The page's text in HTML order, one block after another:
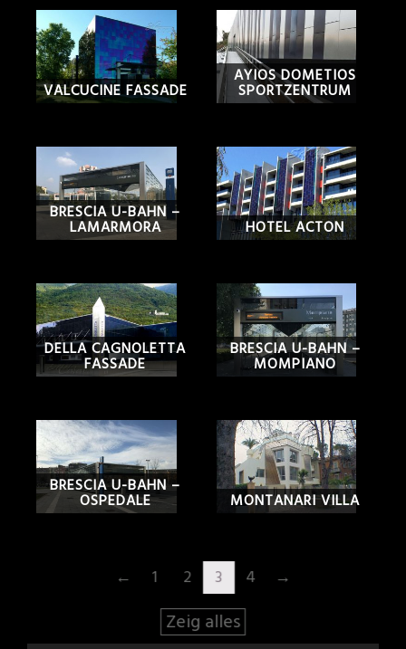
VALCUCINE FASSADE
AYIOS DOMETIOS
SPORTZENTRUM
BRESCIA U-BAHN –
LAMARMORA HOTEL ACTON
DELLA CAGNOLETTA
FASSADE
BRESCIA U-BAHN –
MOMPIANO
BRESCIA U-BAHN –
OSPEDALE MONTANARI VILLA
← 1 2 3 4 →
Zeig alles